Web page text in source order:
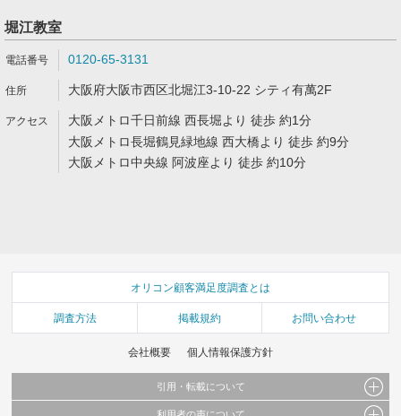
堀江教室
0120-65-3131
大阪府大阪市西区北堀江3-10-22 シティ有萬2F
大阪メトロ千日前線 西長堀より 徒歩 約1分
大阪メトロ長堀鶴見緑地線 西大橋より 徒歩 約9分
大阪メトロ中央線 阿波座より 徒歩 約10分
オリコン顧客満足度調査とは
調査方法 掲載規約 お問い合わせ
会社概要 個人情報保護方針
引用・転載について
利用者の声について